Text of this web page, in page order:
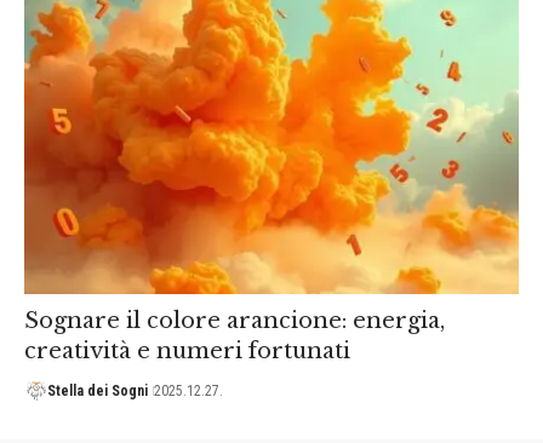
Sognare il colore arancione: energia,
creatività e numeri fortunati
Stella dei Sogni 2025.12.27.